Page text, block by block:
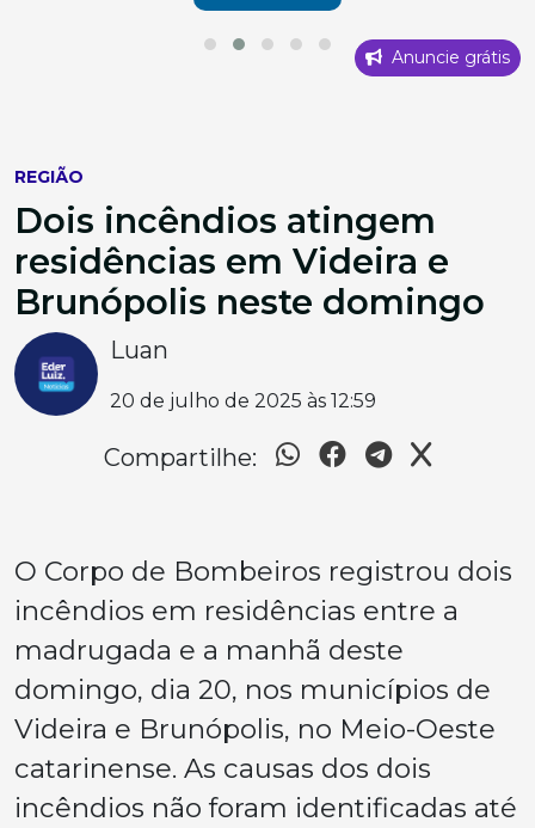
Anuncie grátis
REGIÃO
Dois incêndios atingem
residências em Videira e
Brunópolis neste domingo
Luan
20 de julho de 2025 às 12:59
Compartilhe:
O Corpo de Bombeiros registrou dois
incêndios em residências entre a
madrugada e a manhã deste
domingo, dia 20, nos municípios de
Videira e Brunópolis, no Meio-Oeste
catarinense. As causas dos dois
incêndios não foram identificadas até